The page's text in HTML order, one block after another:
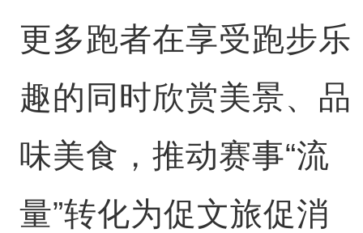
更多跑者在享受跑步乐
趣的同时欣赏美景、品
味美食，推动赛事“流
量”转化为促文旅促消